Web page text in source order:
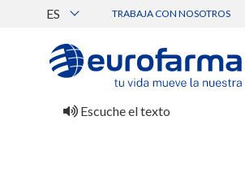
ES TRABAJA CON NOSOTROS
Escuche el texto